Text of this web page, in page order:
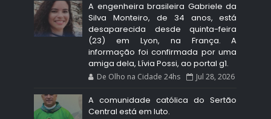
A engenheira brasileira Gabriele da
Silva Monteiro, de 34 anos, está
desaparecida desde quinta-feira
(23) em Lyon, na França. A
informação foi confirmada por uma
amiga dela, Lívia Possi, ao portal g1.
De Olho na Cidade 24hs Jul 28, 2026
A comunidade católica do Sertão
Central está em luto.